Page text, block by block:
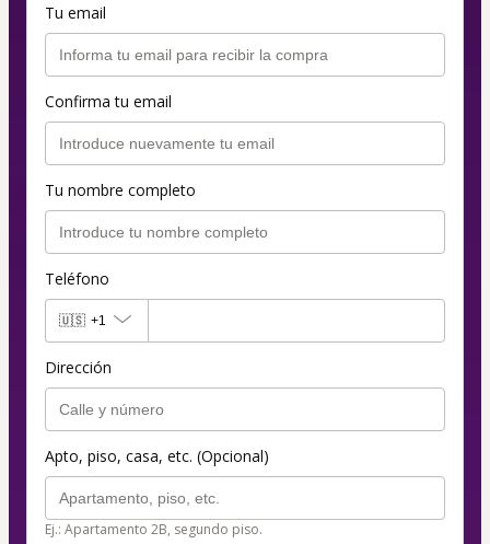
Tu email
Confirma tu email
Tu nombre completo
Teléfono
🇺🇸 +1
Dirección
Apto, piso, casa, etc. (Opcional)
Ej.: Apartamento 2B, segundo piso.